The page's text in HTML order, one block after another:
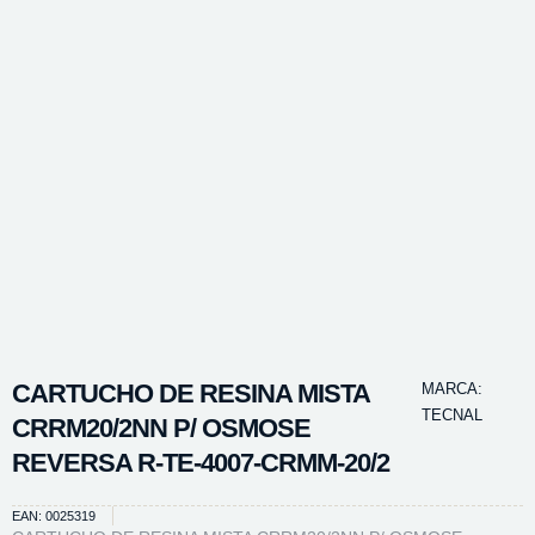
CARTUCHO DE RESINA MISTA
CRRM20/2NN P/ OSMOSE
REVERSA R-TE-4007-CRMM-20/2
MARCA:
TECNAL
EAN: 0025319